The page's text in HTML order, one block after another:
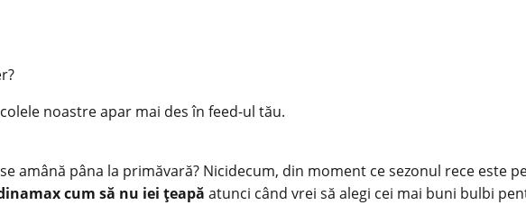
noastre apar mai des în feed-ul tău.
se amână pâna la primăvară? Nicidecum, din moment ce sezonul rece este
cum să nu iei țeapă atunci când vrei să alegi cei mai buni bulbi